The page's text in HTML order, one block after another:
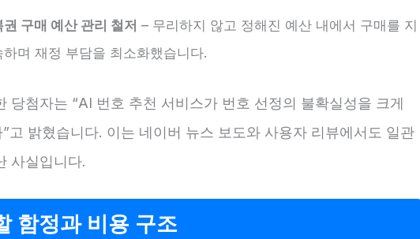
권 구매 예산 관리 철저 – 무리하지 않고 정해진 예산 내에서 구매를 지
하며 재정 부담을 최소화했습니다.
당첨자는 “AI 번호 추천 서비스가 번호 선정의 불확실성을 크게
고 밝혔습니다. 이는 네이버 뉴스 보도와 사용자 리뷰에서도 일관
사실입니다.
함정과 비용 구조